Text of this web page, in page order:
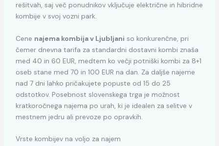
rešitvah, saj več ponudnikov vključuje električne in hibridne
kombije v svoj vozni park.
Cene najema kombija v Ljubljani so konkurenčne, pri
čemer dnevna tarifa za standardni dostavni kombi znaša
med 40 in 60 EUR, medtem ko večji potniški kombi za 8+1
oseb stane med 70 in 100 EUR na dan. Za daljše najeme
nad 7 dni lahko pričakujete popuste od 15 do 25
odstotkov. Posebnost slovenskega trga je možnost
kratkoročnega najema po urah, ki je idealen za selitve v
mestnem jedru ali prevoze po opravkih.
Vrste kombijev na voljo za najem